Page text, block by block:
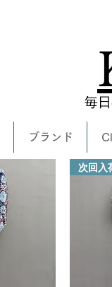
毎
ブランド
次回入